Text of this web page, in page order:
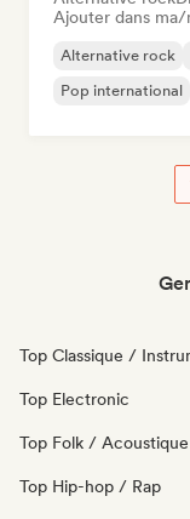
Ajouter dans ma/
Alternative rock
Pop international
Top Classique /
Top Electronic
Top Folk / Acoustique
Top Hip-hop / Rap